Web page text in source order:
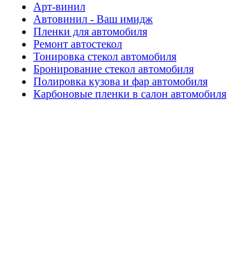
Арт-винил
Автовинил - Ваш имидж
Пленки для автомобиля
Ремонт автостекол
Тонировка стекол автомобиля
Бронирование стекол автомобиля
Полировка кузова и фар автомобиля
Карбоновые пленки в салон автомобиля